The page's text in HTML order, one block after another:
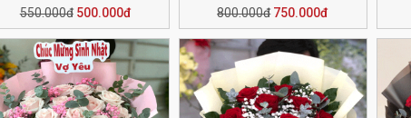
550.000đ 500.000đ
800.000đ 750.000đ